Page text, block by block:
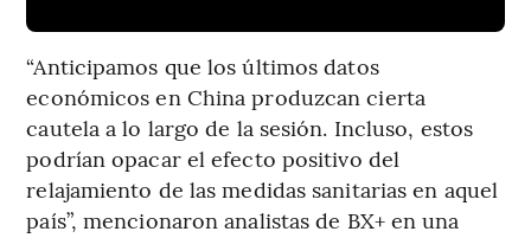
“Anticipamos que los últimos datos
económicos en China produzcan cierta
cautela a lo largo de la sesión. Incluso, estos
podrían opacar el efecto positivo del
relajamiento de las medidas sanitarias en aquel
país”, mencionaron analistas de BX+ en una